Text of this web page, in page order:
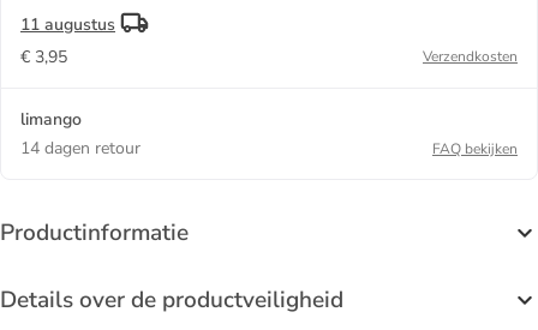
11 augustus
€ 3,95
Verzendkosten
limango
14 dagen retour
FAQ bekijken
Productinformatie
Details over de productveiligheid